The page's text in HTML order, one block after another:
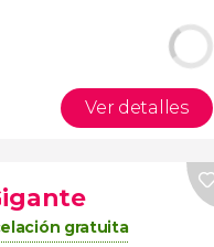
Ver detalles
gratuita